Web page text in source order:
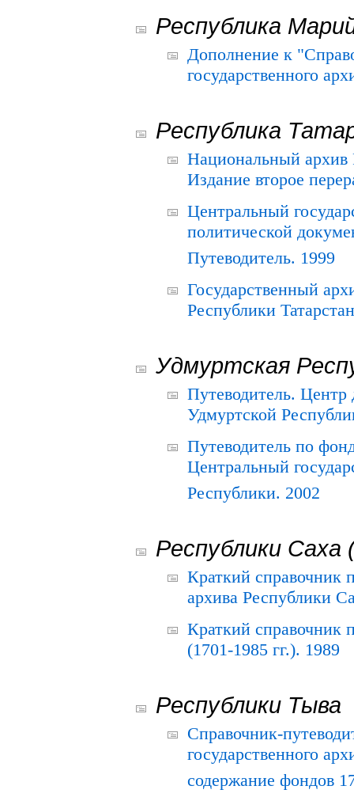
Республика
Дополнение к
государственного
Республика
Национальный архив
Издание второе
Центральный
политической
Путеводитель. 1999
Государственный
Республики
Удмуртская
Путеводитель.
Удмуртской
Путеводитель по
Центральный
Республики. 2002
Республики Саха
Краткий справочник
архива Республики
Краткий
(1701-1985 гг.). 1989
Республики Тыва
Справочник-
государственного
содержание фондов